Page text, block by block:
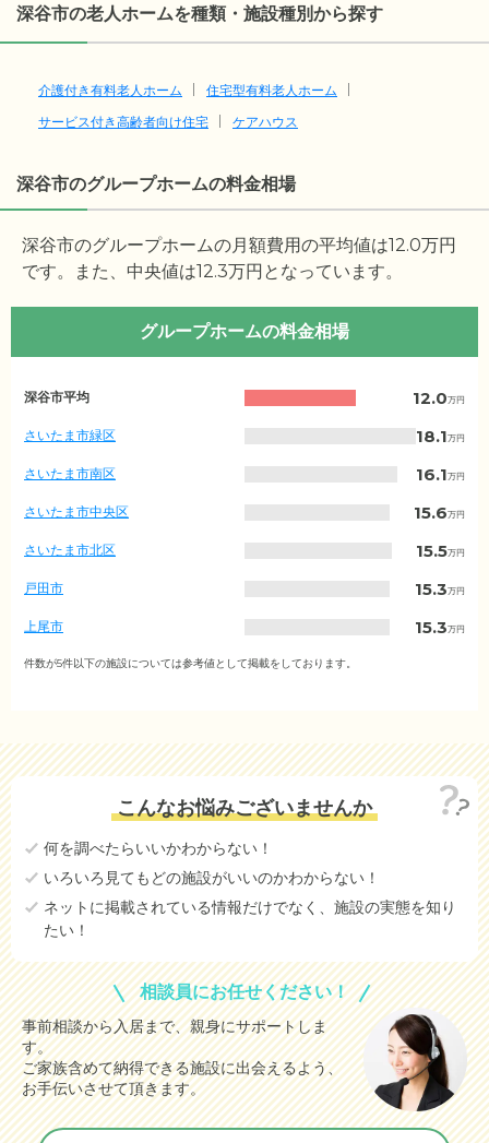
深谷市の老人ホームを種類・施設種別から探す
介護付き有料老人ホーム
住宅型有料老人ホーム
サービス付き高齢者向け住宅
ケアハウス
深谷市のグループホームの料金相場
深谷市のグループホームの月額費用の平均値は12.0万円
です。また、中央値は12.3万円となっています。
グループホームの料金相場
玉
の
月
額
費
用
相
（市
町
別）
深谷市平均 12.0万円
さいたま市緑区 18.1万円
さいたま市南区 16.1万円
さいたま市中央区 15.6万円
さいたま市北区 15.5万円
戸田市 15.3万円
上尾市 15.3万円
さいたま市西区
14.8
川越市 14.8
14.8
春日部市
川口市
さいたま市大宮区(参考値) 15.6万円
さいたま市桜区(参考値) 16.1万円
さいたま市浦和区(参考値) 16.4
さいたま市岩槻区(参考値) 15.9万円
熊谷市(参考値) 13.8万円
件数が5件以下の施設については参考値として掲載をしております。
こんなお悩みございませんか
何を調べたらいいかわからない！
いろいろ見てもどの施設がいいのかわからない！
ネットに掲載されている情報だけでなく、施設の実態を知り
たい！
相談員にお任せください！
事前相談から入居まで、親身にサポートしま
す。
ご家族含めて納得できる施設に出会えるよう、
お手伝いさせて頂きます。